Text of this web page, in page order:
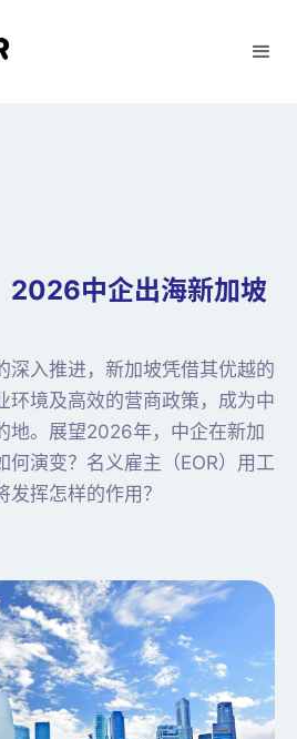
2026中企出海新加坡
深入推进，新加坡凭借其优越的
环境及高效的营商政策，成为中
地。展望2026年，中企在新加
何演变？名义雇主（EOR）用工
挥怎样的作用？